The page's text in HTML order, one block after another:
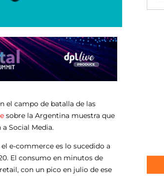
el campo de batalla de las
sobre la Argentina muestra que
Social Media.
e-commerce es lo sucedido a
El consumo en minutos de
con un pico en julio de ese